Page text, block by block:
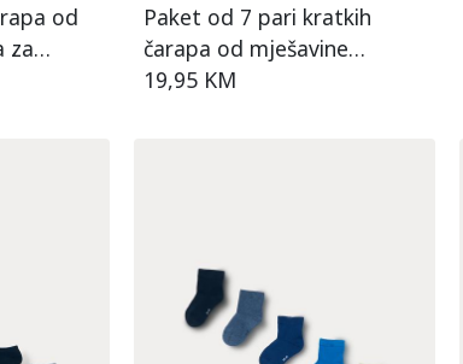
od
za
Paket od 7 pari kratkih
čarapa od mješavine
pamuka za dječake
19,95 KM